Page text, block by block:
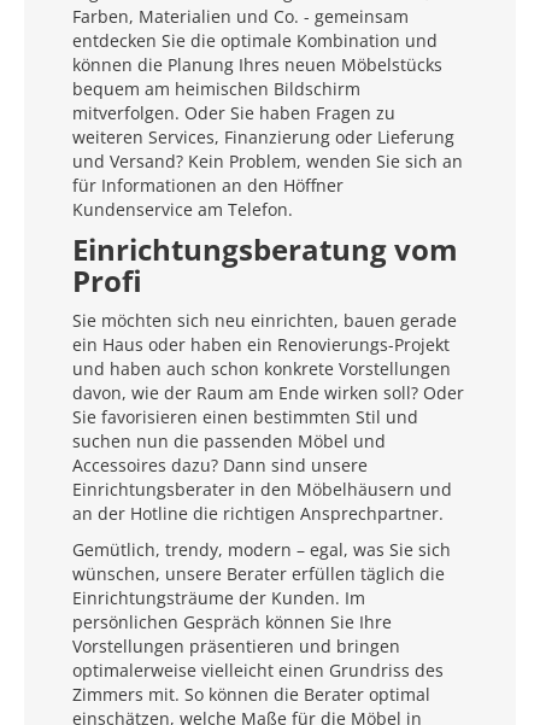
Farben, Materialien und Co. - gemeinsam
entdecken Sie die optimale Kombination und
können die Planung Ihres neuen Möbelstücks
bequem am heimischen Bildschirm
mitverfolgen. Oder Sie haben Fragen zu
weiteren Services, Finanzierung oder Lieferung
und Versand? Kein Problem, wenden Sie sich an
für Informationen an den Höffner
Kundenservice am Telefon.
Einrichtungsberatung vom
Profi
Sie möchten sich neu einrichten, bauen gerade
ein Haus oder haben ein Renovierungs-Projekt
und haben auch schon konkrete Vorstellungen
davon, wie der Raum am Ende wirken soll? Oder
Sie favorisieren einen bestimmten Stil und
suchen nun die passenden Möbel und
Accessoires dazu? Dann sind unsere
Einrichtungsberater in den Möbelhäusern und
an der Hotline die richtigen Ansprechpartner.
Gemütlich, trendy, modern – egal, was Sie sich
wünschen, unsere Berater erfüllen täglich die
Einrichtungsträume der Kunden. Im
persönlichen Gespräch können Sie Ihre
Vorstellungen präsentieren und bringen
optimalerweise vielleicht einen Grundriss des
Zimmers mit. So können die Berater optimal
einschätzen, welche Maße für die Möbel in